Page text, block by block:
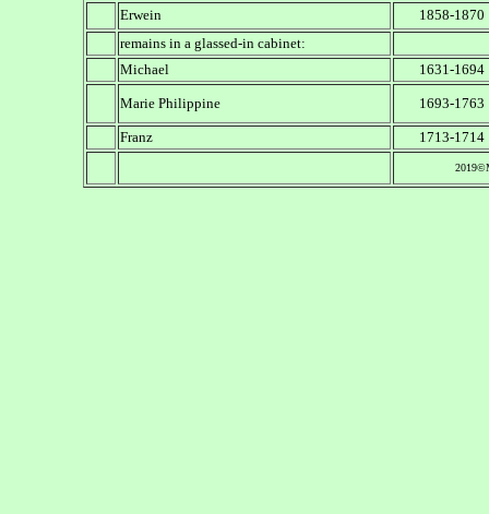
Erwein
1858-1870
remains in a glassed-in cabinet:
Michael
1631-1694
Marie Philippine 1693-1763
Franz 1713-1714